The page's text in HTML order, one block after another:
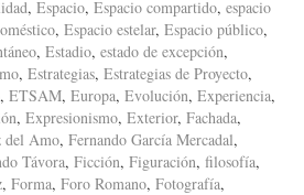
, Espacio, Espacio compartido, espacio
, Espacio estelar, Espacio público,
, Estadio, estado de excepción,
, Estrategias, Estrategias de Proyecto,
, ETSAM, Europa, Evolución, Experiencia,
, Expresionismo, Exterior, Fachada,
del Amo, Fernando García Mercadal,
Távora, Ficción, Figuración, filosofía,
, Forma, Foro Romano, Fotografía,